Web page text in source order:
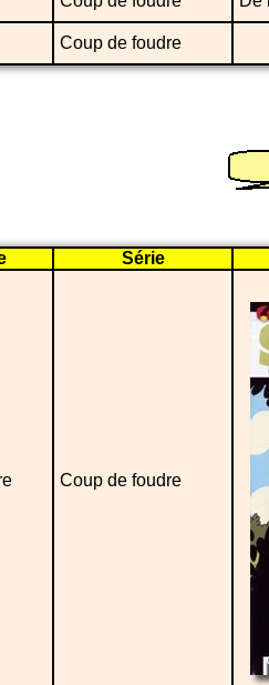
Coup de foudre
Série
Coup de foudre